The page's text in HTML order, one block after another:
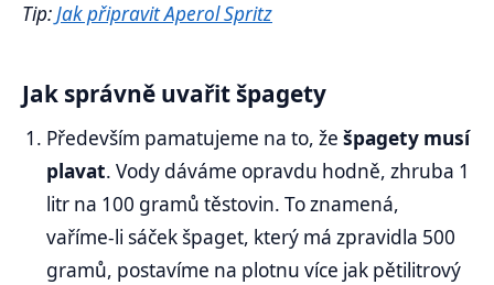
Tip:Jak připravit Aperol Spritz
Jak správně uvařit špagety
Především pamatujeme na to, žešpagety musí
plavat. Vody dáváme opravdu hodně, zhruba 1
litr na 100 gramů těstovin. To znamená,
vaříme-li sáček špaget, který má zpravidla 500
gramů, postavíme na plotnu více jak pětilitrový